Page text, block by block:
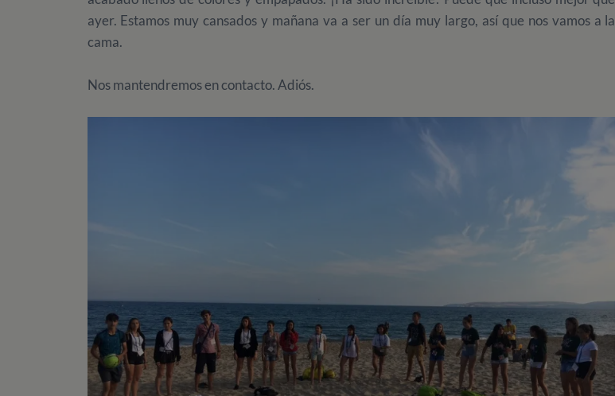
ayer. Estamos muy cansados ​​y mañana va a ser un día muy largo, así que nos vamos a la
cama.
Nos mantendremos en contacto. Adiós.